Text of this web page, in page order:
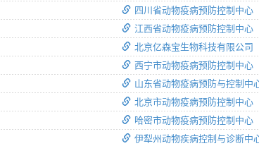
四川省动物疫病预防控制中心
江西省动物疫病预防控制中心
北京亿森宝生物科技有限公司
西宁市动物疫病预防控制中心
山东省动物疫病预防与控制中
北京市动物疫病预防控制中心
哈密市动物疫病预防控制中心
伊犁州动物疾病控制与诊断中